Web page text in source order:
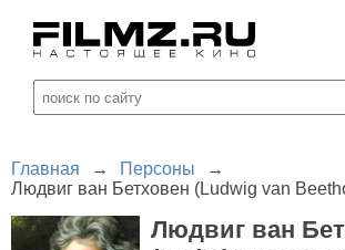
Главная → Персоны
→
Людвиг ван Бетховен (Ludwig van
Людвиг ван